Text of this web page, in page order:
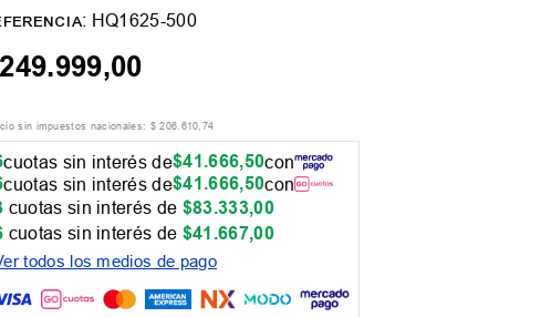
: HQ1625-500
249.999,00
sin impuestos nacionales: $ 206.610,74
cuotas sin interés de$41.666,50con
cuotas sin interés de$41.666,50con
cuotas sin interés de $83.333,00
cuotas sin interés de $41 .667,00
todos los medios de pago